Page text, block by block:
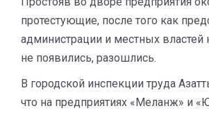
протестующие, после того как
администрации и местных властей
не появились, разошлись.
В городской инспекции труда
что на предприятиях «Меланж» и